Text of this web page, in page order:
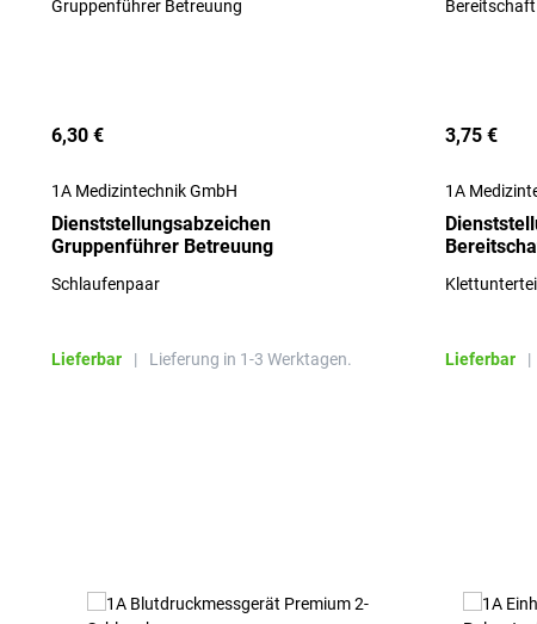
6,30 €
1A Medizintechnik GmbH
Dienststellungsabzeichen
Gruppenführer Betreuung
Schlaufenpaar
Lieferbar | Lieferung in 1-3 Werktagen.
3,75 €
1A
Klettunterteil
Lieferbar |